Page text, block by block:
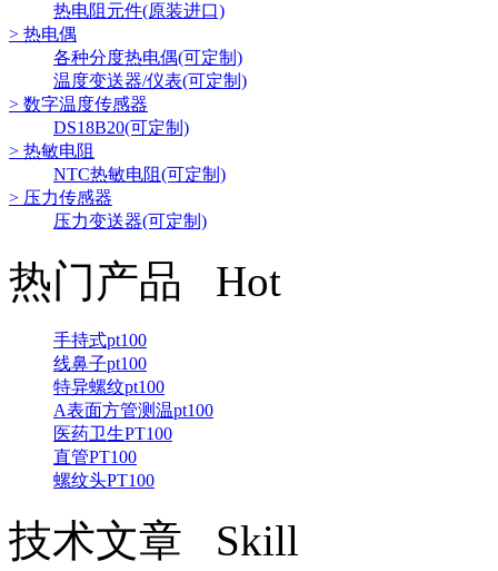
热电阻元件(原装进口)
> 热电偶
各种分度热电偶(可定制)
温度变送器/仪表(可定制)
> 数字温度传感器
DS18B20(可定制)
> 热敏电阻
NTC热敏电阻(可定制)
> 压力传感器
压力变送器(可定制)
热门产品 Hot
手持式pt100
线鼻子pt100
特异螺纹pt100
A表面方管测温pt100
医药卫生PT100
直管PT100
螺纹头PT100
技术文章 Skill